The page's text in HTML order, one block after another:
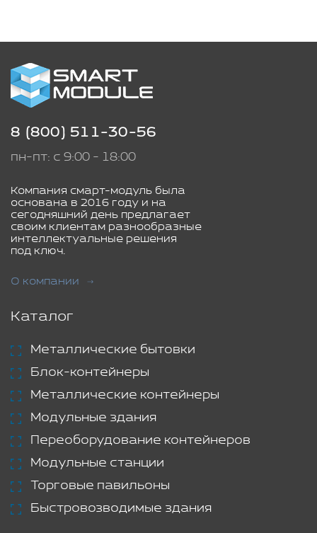
8 (800) 511-30-56
пн-пт: с 9:00 - 18:00
Компания смарт-модуль была
основана в 2016 году и на
сегодняшний день предлагает
своим клиентам разнообразные
интеллектуальные решения
под ключ.
О компании
Каталог
Металлические бытовки
Блок-контейнеры
Металлические контейнеры
Модульные здания
Переоборудование контейнеров
Модульные станции
Торговые павильоны
Быстровозводимые здания